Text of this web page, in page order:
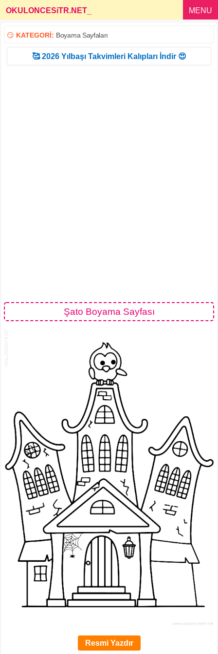
OKULONCESiTR.NET MENU
😏 KATEGORİ: Boyama Sayfaları
🥰 2026 Yılbaşı Takvimleri Kalıpları İndir 😍
Şato Boyama Sayfası
Resmi Yazdır